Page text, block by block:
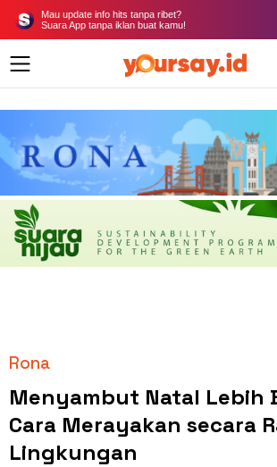
Mau update info hits tanpa ribet?
Suara App tanpa iklan buat kamu!
Rona
Menyambut Natal Lebih
Cara Merayakan secara
Lingkungan